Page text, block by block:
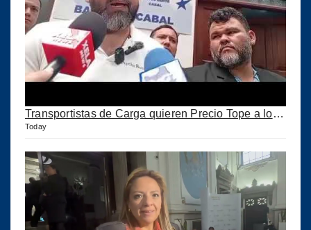
Transportistas de Carga quieren Precio Tope a los combustibles
Today